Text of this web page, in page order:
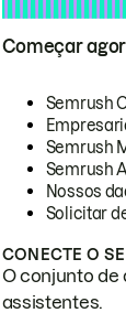
Começar
Semrush
Semrush
Semrush
Nossos
Solicitar
CONECTE O
O conjunto de
assistentes.